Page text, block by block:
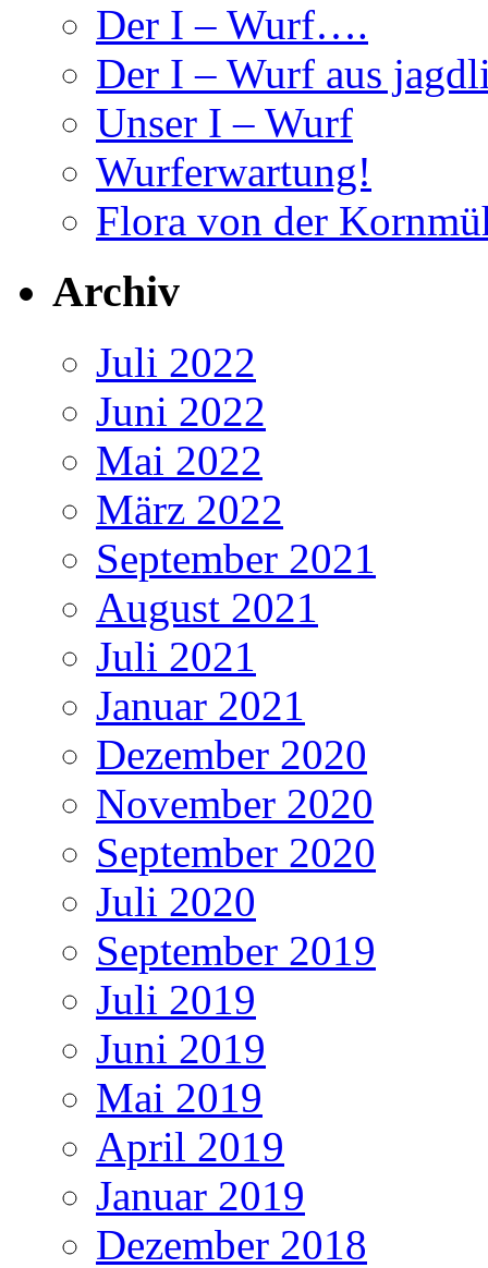
Der I – Wurf….
Der I – Wurf aus
Unser I – Wurf
Wurferwartung!
Flora von der
Archiv
Juli 2022
Juni 2022
Mai 2022
März 2022
September 2021
August 2021
Juli 2021
Januar 2021
Dezember 2020
November 2020
September 2020
Juli 2020
September 2019
Juli 2019
Juni 2019
Mai 2019
April 2019
Januar 2019
Dezember 2018